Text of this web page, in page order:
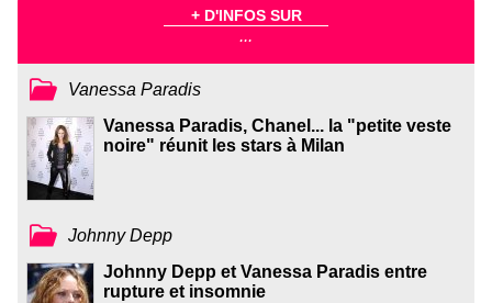
+ D'INFOS SUR
...
Vanessa Paradis
Vanessa Paradis, Chanel... la "petite veste
noire" réunit les stars à Milan
Johnny Depp
Johnny Depp et Vanessa Paradis entre
rupture et insomnie